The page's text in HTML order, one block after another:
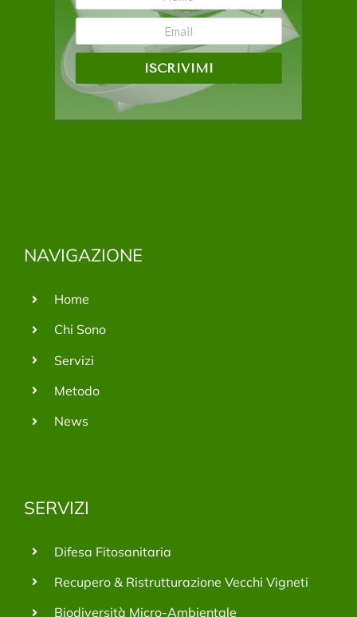
ISCRIVIMI
NAVIGAZIONE
Home
Chi Sono
Servizi
Metodo
News
SERVIZI
Difesa Fitosanitaria
Recupero & Ristrutturazione Vecchi Vigneti
Biodiversità Micro-Ambientale